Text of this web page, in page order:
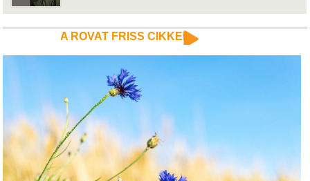
A ROVAT FRISS CIKKEI